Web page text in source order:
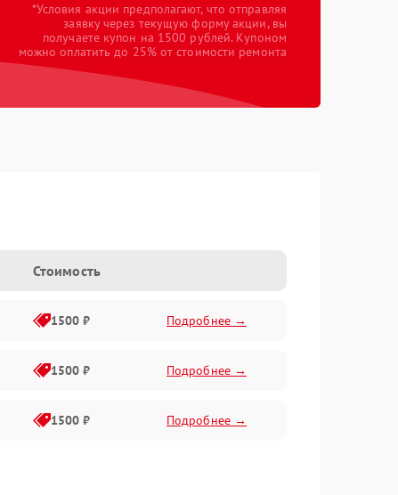
*Условия акции предполагают, что отправляя
заявку через текущую форму акции, вы
получаете купон на 1500 рублей. Купоном
можно оплатить до 25% от стоимости ремонта
Стоимость
1500 ₽ Подробнее →
1500 ₽ Подробнее →
1500 ₽ Подробнее →